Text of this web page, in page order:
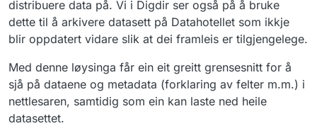
distribuere data på. Vi i Digdir ser også på å bruke
dette til å arkivere datasett på Datahotellet som ikkje
blir oppdatert vidare slik at dei framleis er tilgjengelege.
Med denne løysinga får ein eit greitt grensesnitt for å
sjå på dataene og metadata (forklaring av felter m.m.) i
nettlesaren, samtidig som ein kan laste ned heile
datasettet.